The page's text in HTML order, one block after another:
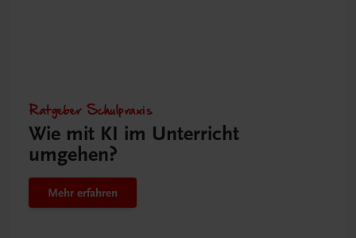
Ratgeber Schulpraxis
Wie mit KI im Unterricht
umgehen?
Mehr erfahren